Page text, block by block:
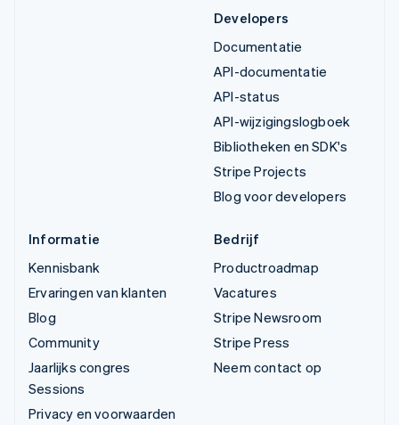
Developers
Documentatie
API-documentatie
API-status
API-wijzigingslogboek
Bibliotheken en SDK's
Stripe Projects
Blog voor developers
Informatie
Kennisbank
Ervaringen van klanten
Blog
Community
Jaarlijks congres
Sessions
Privacy en voorwaarden
Bedrijf
Productroadmap
Vacatures
Stripe Newsroom
Stripe Press
Neem contact op